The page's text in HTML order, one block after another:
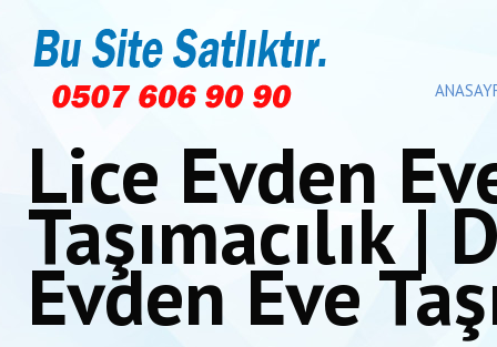
Lice Evden
Taşımacılık |
Evden Eve